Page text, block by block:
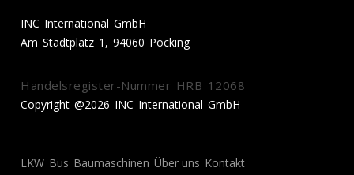
INC International GmbH
Am Stadtplatz 1, 94060 Pocking
Handelsregister-Nummer HRB 12068
Copyright @2026 INC International GmbH
LKW Bus Baumaschinen Über uns Kontakt